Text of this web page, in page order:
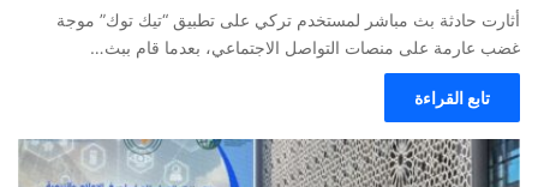
أثارت حادثة بث مباشر لمستخدم تركي على تطبيق “تيك توك” موجة
غضب عارمة على منصات التواصل الاجتماعي، بعدما قام ببث…
تابع القراءة